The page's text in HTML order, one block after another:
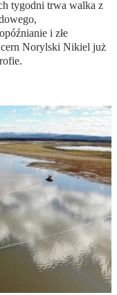
tygodni trwa walka z
i złe
Norylski Nikiel już